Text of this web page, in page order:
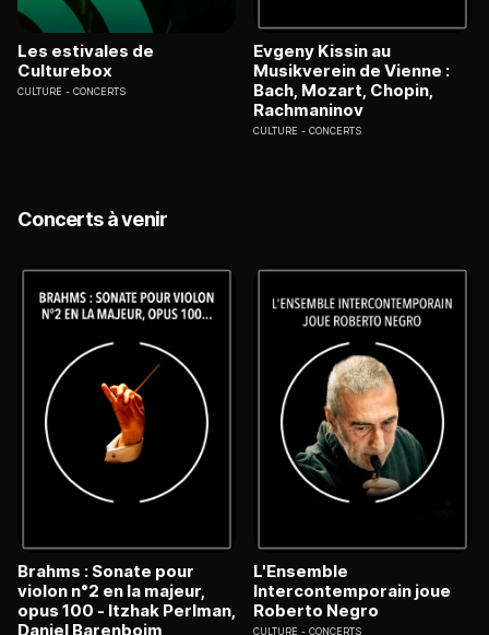
Les estivales de
Culturebox
CULTURE CONCERTS
Evgeny Kissin au
Musikverein de Vienne :
Bach, Mozart, Chopin,
Rachmaninov
CULTURE CONCERTS
Concerts à venir
Brahms : Sonate pour
violon n°2 en la majeur,
opus 100 - Itzhak Perlman,
Daniel Barenboim
L'Ensemble
Intercontemporain joue
Roberto Negro
CULTURE CONCERTS